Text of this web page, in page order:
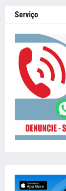
Serviço